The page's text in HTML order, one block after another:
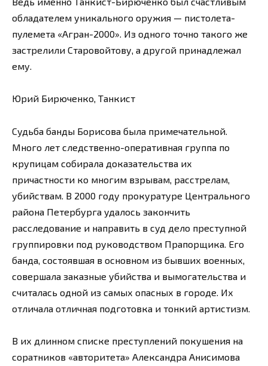
обладателем уникального оружия — пистолета-
пулемета «Агран-2000». Из одного точно такого же
застрелили Старовойтову, а другой принадлежал
ему.
Юрий Бирюченко, Танкист
Судьба банды Борисова была примечательной.
Много лет следственно-оперативная группа по
крупицам собирала доказательства их
причастности ко многим взрывам, расстрелам,
убийствам. В 2000 году прокуратуре Центрального
района Петербурга удалось закончить
расследование и направить в суд дело преступной
группировки под руководством Прапорщика. Его
банда, состоявшая в основном из бывших военных,
совершала заказные убийства и вымогательства и
считалась одной из самых опасных в городе. Их
отличала отличная подготовка и тонкий артистизм.
В их длинном списке преступлений покушения на
соратников «авторитета» Александра Анисимова